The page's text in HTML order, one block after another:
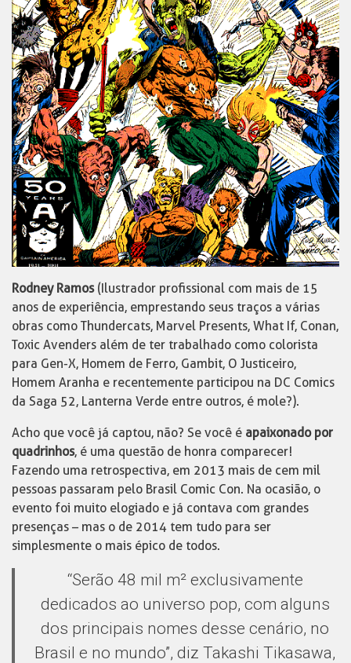
Rodney Ramos(Ilustrador profissional com mais de 15
anos de experiência, emprestando seus traços a várias
obras como Thundercats, Marvel Presents, What If, Conan,
Toxic Avenders além de ter trabalhado como colorista
para Gen-X, Homem de Ferro, Gambit, O Justiceiro,
Homem Aranha e recentemente participou na DC Comics
da Saga 52, Lanterna Verde entre outros, é mole?).
Acho que você já captou, não? Se você é apaixonado por
quadrinhos, é uma questão de honra comparecer!
Fazendo uma retrospectiva, em 2013 mais de cem mil
pessoas passaram pelo Brasil Comic Con. Na ocasião, o
evento foi muito elogiado e já contava com grandes
presenças – mas o de 2014 tem tudo para ser
simplesmente o mais épico de todos.
“Serão 48 mil m² exclusivamente
dedicados ao universo pop, com alguns
dos principais nomes desse cenário, no
Brasil e no mundo”, diz Takashi Tikasawa,